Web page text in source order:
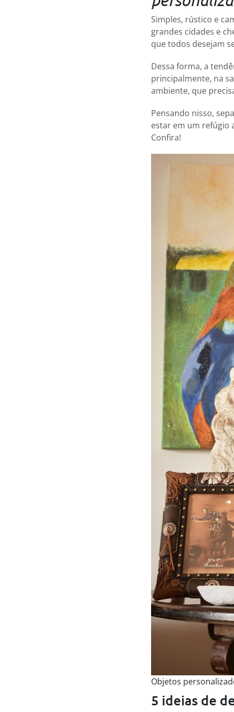
Simples, rústico e
grandes cidades e
que todos desejam
Dessa forma, a
principalmente, na
ambiente, que
Pensando nisso,
estar em um refúgio
Confira!
Objetos
5 ideias de